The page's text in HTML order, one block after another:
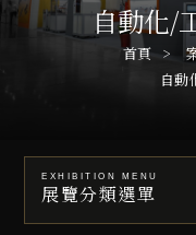
自動化/
首頁
自動
EXHIBITION MENU
展覽分類選單